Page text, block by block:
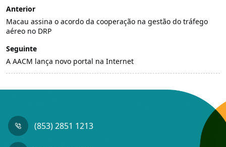
Anterior
Macau assina o acordo da cooperação na gestão do tráfego
aéreo no DRP
Seguinte
A AACM lança novo portal na Internet
(853) 2851 1213